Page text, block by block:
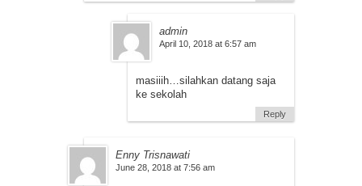
admin
April 10, 2018 at 6:57 am
masiiih…silahkan datang saja
ke sekolah
Reply
Enny Trisnawati
June 28, 2018 at 7:56 am